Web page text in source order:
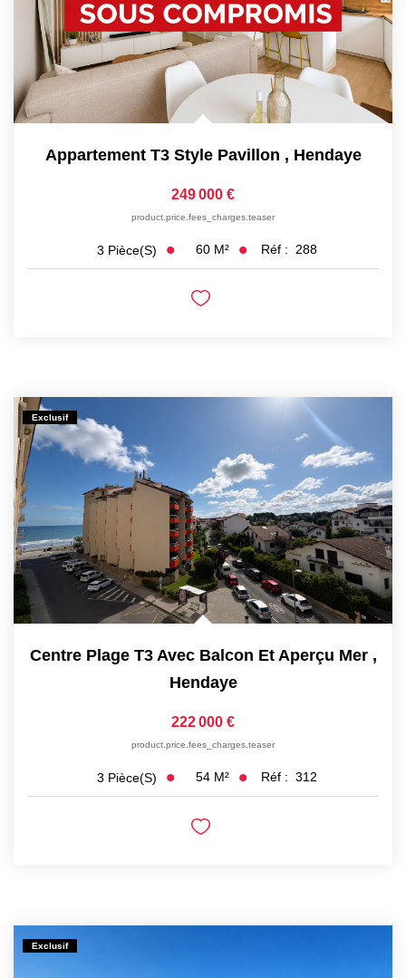
Appartement T3 Style Pavillon , Hendaye
249 000 €
product.price.fees_charges.teaser
3 Pièce(s) 60 M² Réf : 288
Exclusif
Centre Plage T3 Avec Balcon Et Aperçu Mer ,
Hendaye
222 000 €
product.price.fees_charges.teaser
3 Pièce(s) 54 M² Réf : 312
Exclusif